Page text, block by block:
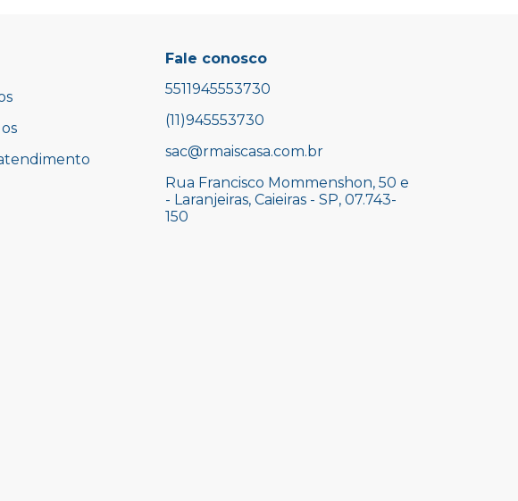
Fale conosco
5511945553730
(11)945553730
sac@rmaiscasa.com.br
Rua Francisco Mommenshon, 50 e
- Laranjeiras, Caieiras - SP, 07.743-
150